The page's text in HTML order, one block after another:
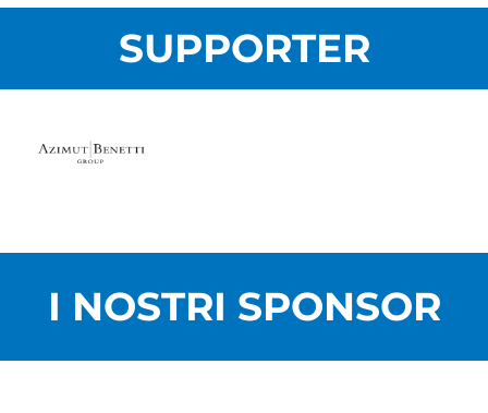
SUPPORTER
I NOSTRI SPONSOR